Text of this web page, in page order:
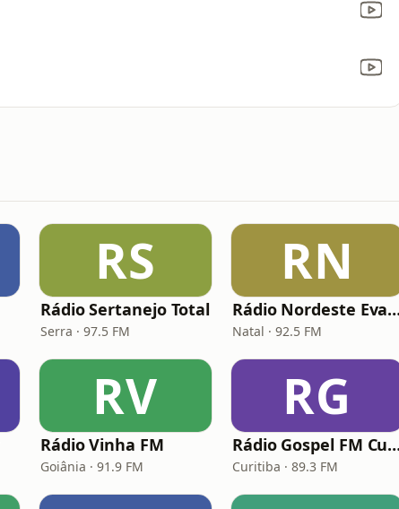
RS
Rádio Sertanejo Total
Serra · 97.5 FM
RN
Rádio Nordeste
Natal · 92.5 FM
RV
Rádio Vinha FM
Goiânia · 91.9 FM
RG
Rádio Gospel
Curitiba · 89.3 FM